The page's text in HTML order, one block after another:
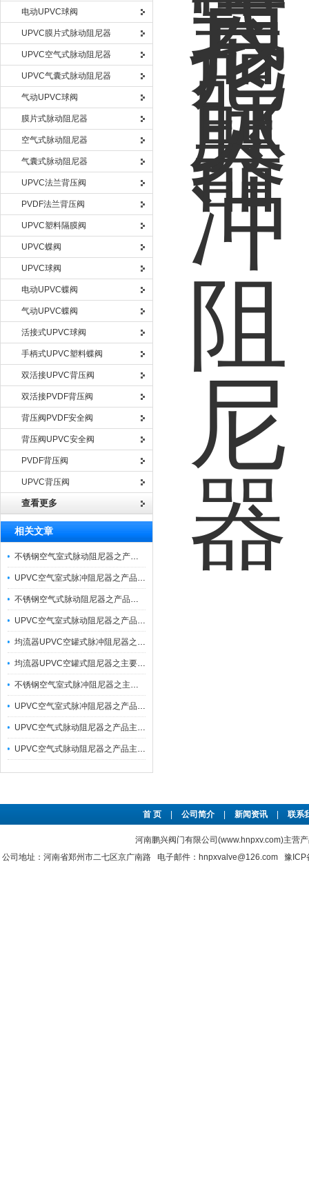
电动UPVC球阀
UPVC膜片式脉动阻尼器
UPVC空气式脉动阻尼器
UPVC气囊式脉动阻尼器
气动UPVC球阀
膜片式脉动阻尼器
空气式脉动阻尼器
气囊式脉动阻尼器
UPVC法兰背压阀
PVDF法兰背压阀
UPVC塑料隔膜阀
UPVC蝶阀
UPVC球阀
电动UPVC蝶阀
气动UPVC蝶阀
活接式UPVC球阀
手柄式UPVC塑料蝶阀
双活接UPVC背压阀
双活接PVDF背压阀
背压阀PVDF安全阀
背压阀UPVC安全阀
PVDF背压阀
UPVC背压阀
查看更多
相关文章
不锈钢空气室式脉动阻尼器之产品主要功能与应用
UPVC空气室式脉冲阻尼器之产品主要功能与适用温度
不锈钢空气式脉动阻尼器之产品主要功能有哪些？
UPVC空气室式脉动阻尼器之产品功能及适用温度
均流器UPVC空罐式脉冲阻尼器之主要功能及其适用温度
均流器UPVC空罐式阻尼器之主要功能
不锈钢空气室式脉冲阻尼器之主要功能
UPVC空气室式脉冲阻尼器之产品主要功能简介
UPVC空气式脉动阻尼器之产品主要功能与应用
UPVC空气式脉动阻尼器之产品主要功能及应用
首 页 公司简介 新闻资讯 联系
河南鹏兴阀门有限公司(www.hnpxv.com)主营
公司地址：河南省郑州市二七区京广南路 电子邮件：hnpxvalve@126.com 豫ICP